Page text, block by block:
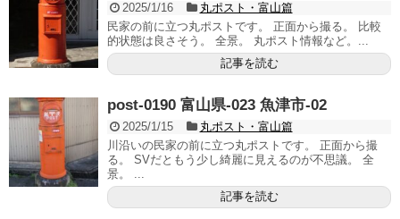
2025/1/16
丸ポスト・富山篇
民家の前に立つ丸ポストです。 正面から撮る。 比較
的状態は良さそう。 全景。 丸ポスト情報など。...
記事を読む
post-0190 富山県-023 魚津市-02
2025/1/15
丸ポスト・富山篇
川沿いの民家の前に立つ丸ポストです。 正面から撮
る。 SVだともう少し綺麗に見えるのが不思議。 全
景。 ...
記事を読む